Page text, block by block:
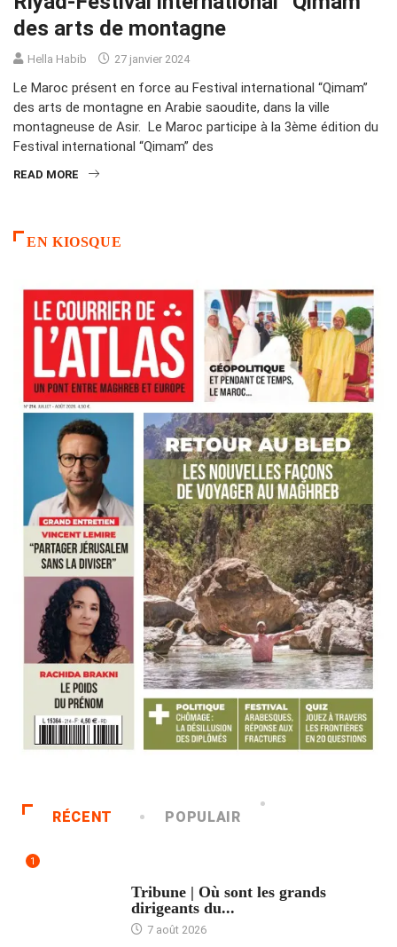
des arts de montagne
Hella Habib 27 janvier 2024
Le Maroc présent en force au Festival international “Qimam”
des arts de montagne en Arabie saoudite, dans la ville
montagneuse de Asir. Le Maroc participe à la 3ème édition du
Festival international “Qimam” des
READ MORE
EN KIOSQUE
RÉCENT POPULAIR
1
Tribune | Où sont les grands
dirigeants du...
7 août 2026